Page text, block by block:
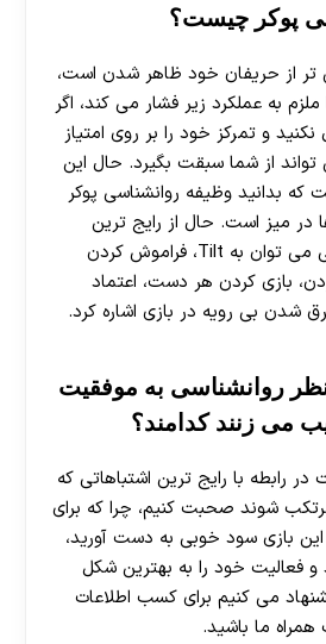
پوکر چیست؟
تر از حريفان خود ظاهر شدن است،
ملزم به عملکرد زیر فشار می کند، اگر
و تمرکز خود را بر روی امتیاز
از شما سبقت بگیرد. حال این
بدانید وظيفه روانشناسی پوکر
ميز است. حال از رایج ترین
چالش های روانشناختی می توان به Tilt، فراموش کردن
بازی كردن هر دست، اعتماد
شدن بى رويه در بازى اشاره کرد.
نظر روانشناسی به موفقیت
می زنند کدامند؟
رابطه با رایج ترین اشتباهاتی که
شوند صحبت کنیم، چرا که برای
این بازی سود خوبی به دست آورید،
فعالیت خود را به بهترین شکل
می کنیم برای کسب اطلاعات
همراه ما باشید.